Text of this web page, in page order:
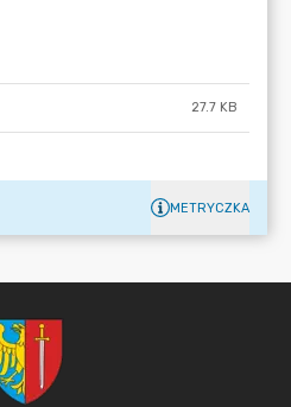
27.7 KB
METRYCZKA